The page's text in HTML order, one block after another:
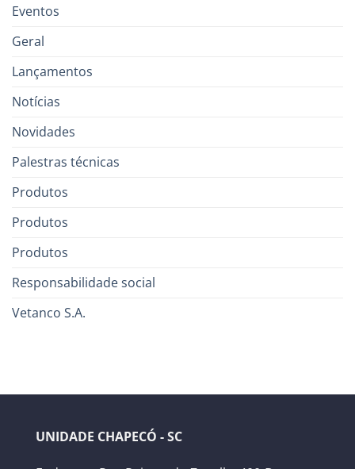
Eventos
Geral
Lançamentos
Notícias
Novidades
Palestras técnicas
Produtos
Produtos
Produtos
Responsabilidade social
Vetanco S.A.
UNIDADE CHAPECÓ - SC